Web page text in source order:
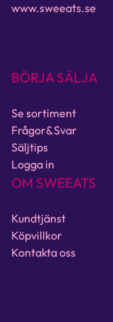
www.sweeats.se
BÖRJA SÄLJA
Se sortiment
Frågor&Svar
Säljtips
Logga in
OM SWEEATS
Kundtjänst
Köpvillkor
Kontakta oss